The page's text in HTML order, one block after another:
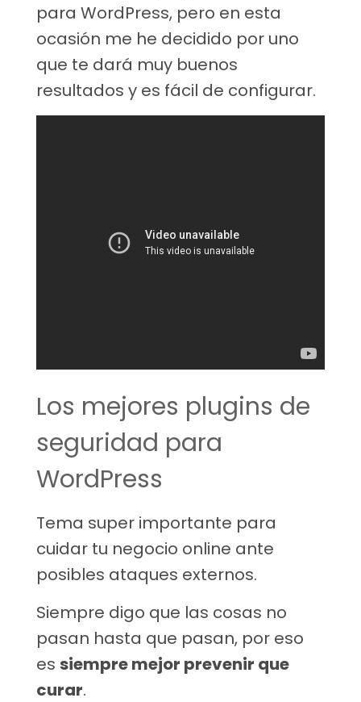
para WordPress, pero en esta
ocasión me he decidido por uno
que te dará muy buenos
resultados y es fácil de configurar.
Los mejores plugins de
seguridad para
WordPress
Tema super importante para
cuidar tu negocio online ante
posibles ataques externos.
Siempre digo que las cosas no
pasan hasta que pasan, por eso
es siempre mejor prevenir que
curar.